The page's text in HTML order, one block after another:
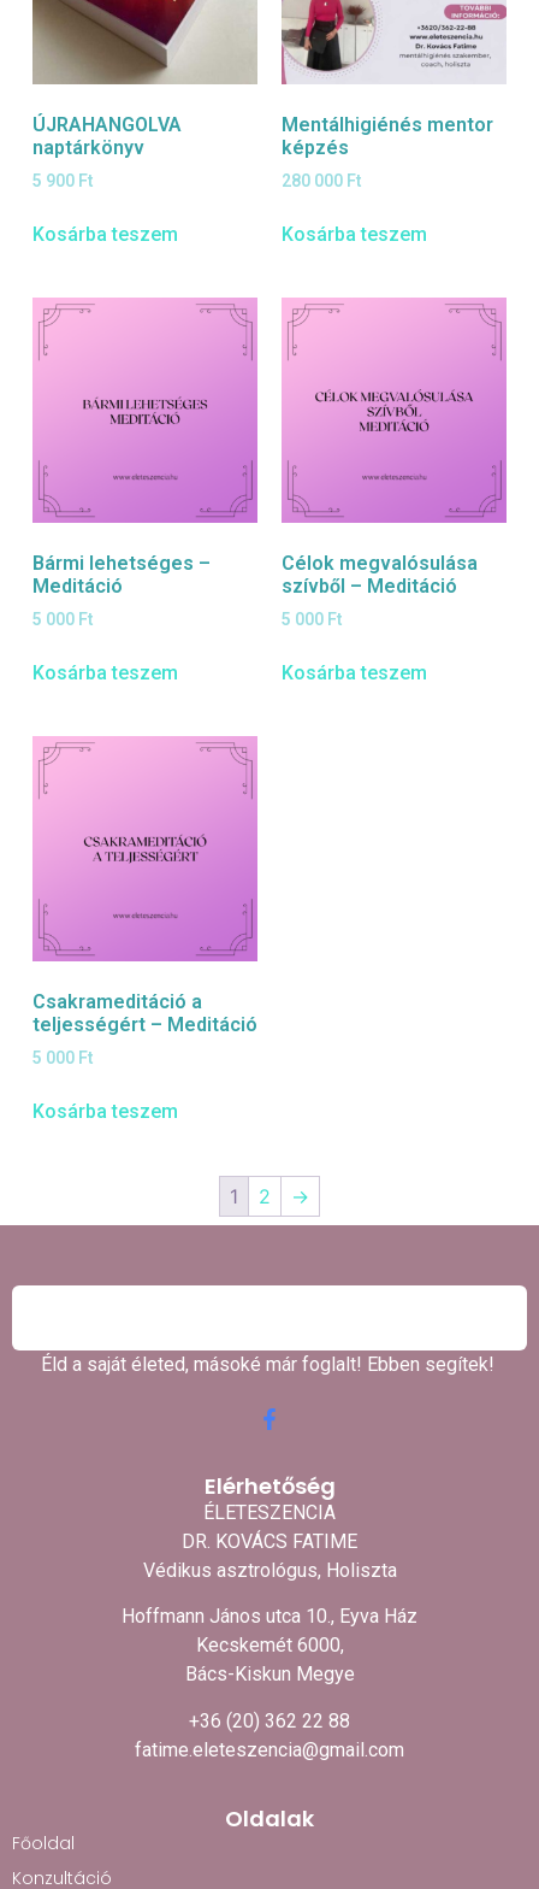
ÚJRAHANGOLVA
naptárkönyv
5 900 Ft
Kosárba teszem
Mentálhigiénés mentor
képzés
280 000 Ft
Kosárba teszem
Bármi lehetséges –
Meditáció
5 000 Ft
Kosárba teszem
Célok megvalósulása
szívből – Meditáció
5 000 Ft
Kosárba teszem
Csakrameditáció a
teljességért – Meditáció
5 000 Ft
Kosárba teszem
1 2 →
Éld a saját életed, másoké már foglalt! Ebben segítek! ​
Elérhetőség
ÉLETESZENCIA
DR. KOVÁCS FATIME
Védikus asztrológus, Holiszta
Hoffmann János utca 10., Eyva Ház
Kecskemét 6000,
Bács-Kiskun Megye
+36 (20) 362 22 88
fatime.eleteszencia@gmail.com
Oldalak
Főoldal
Konzultáció